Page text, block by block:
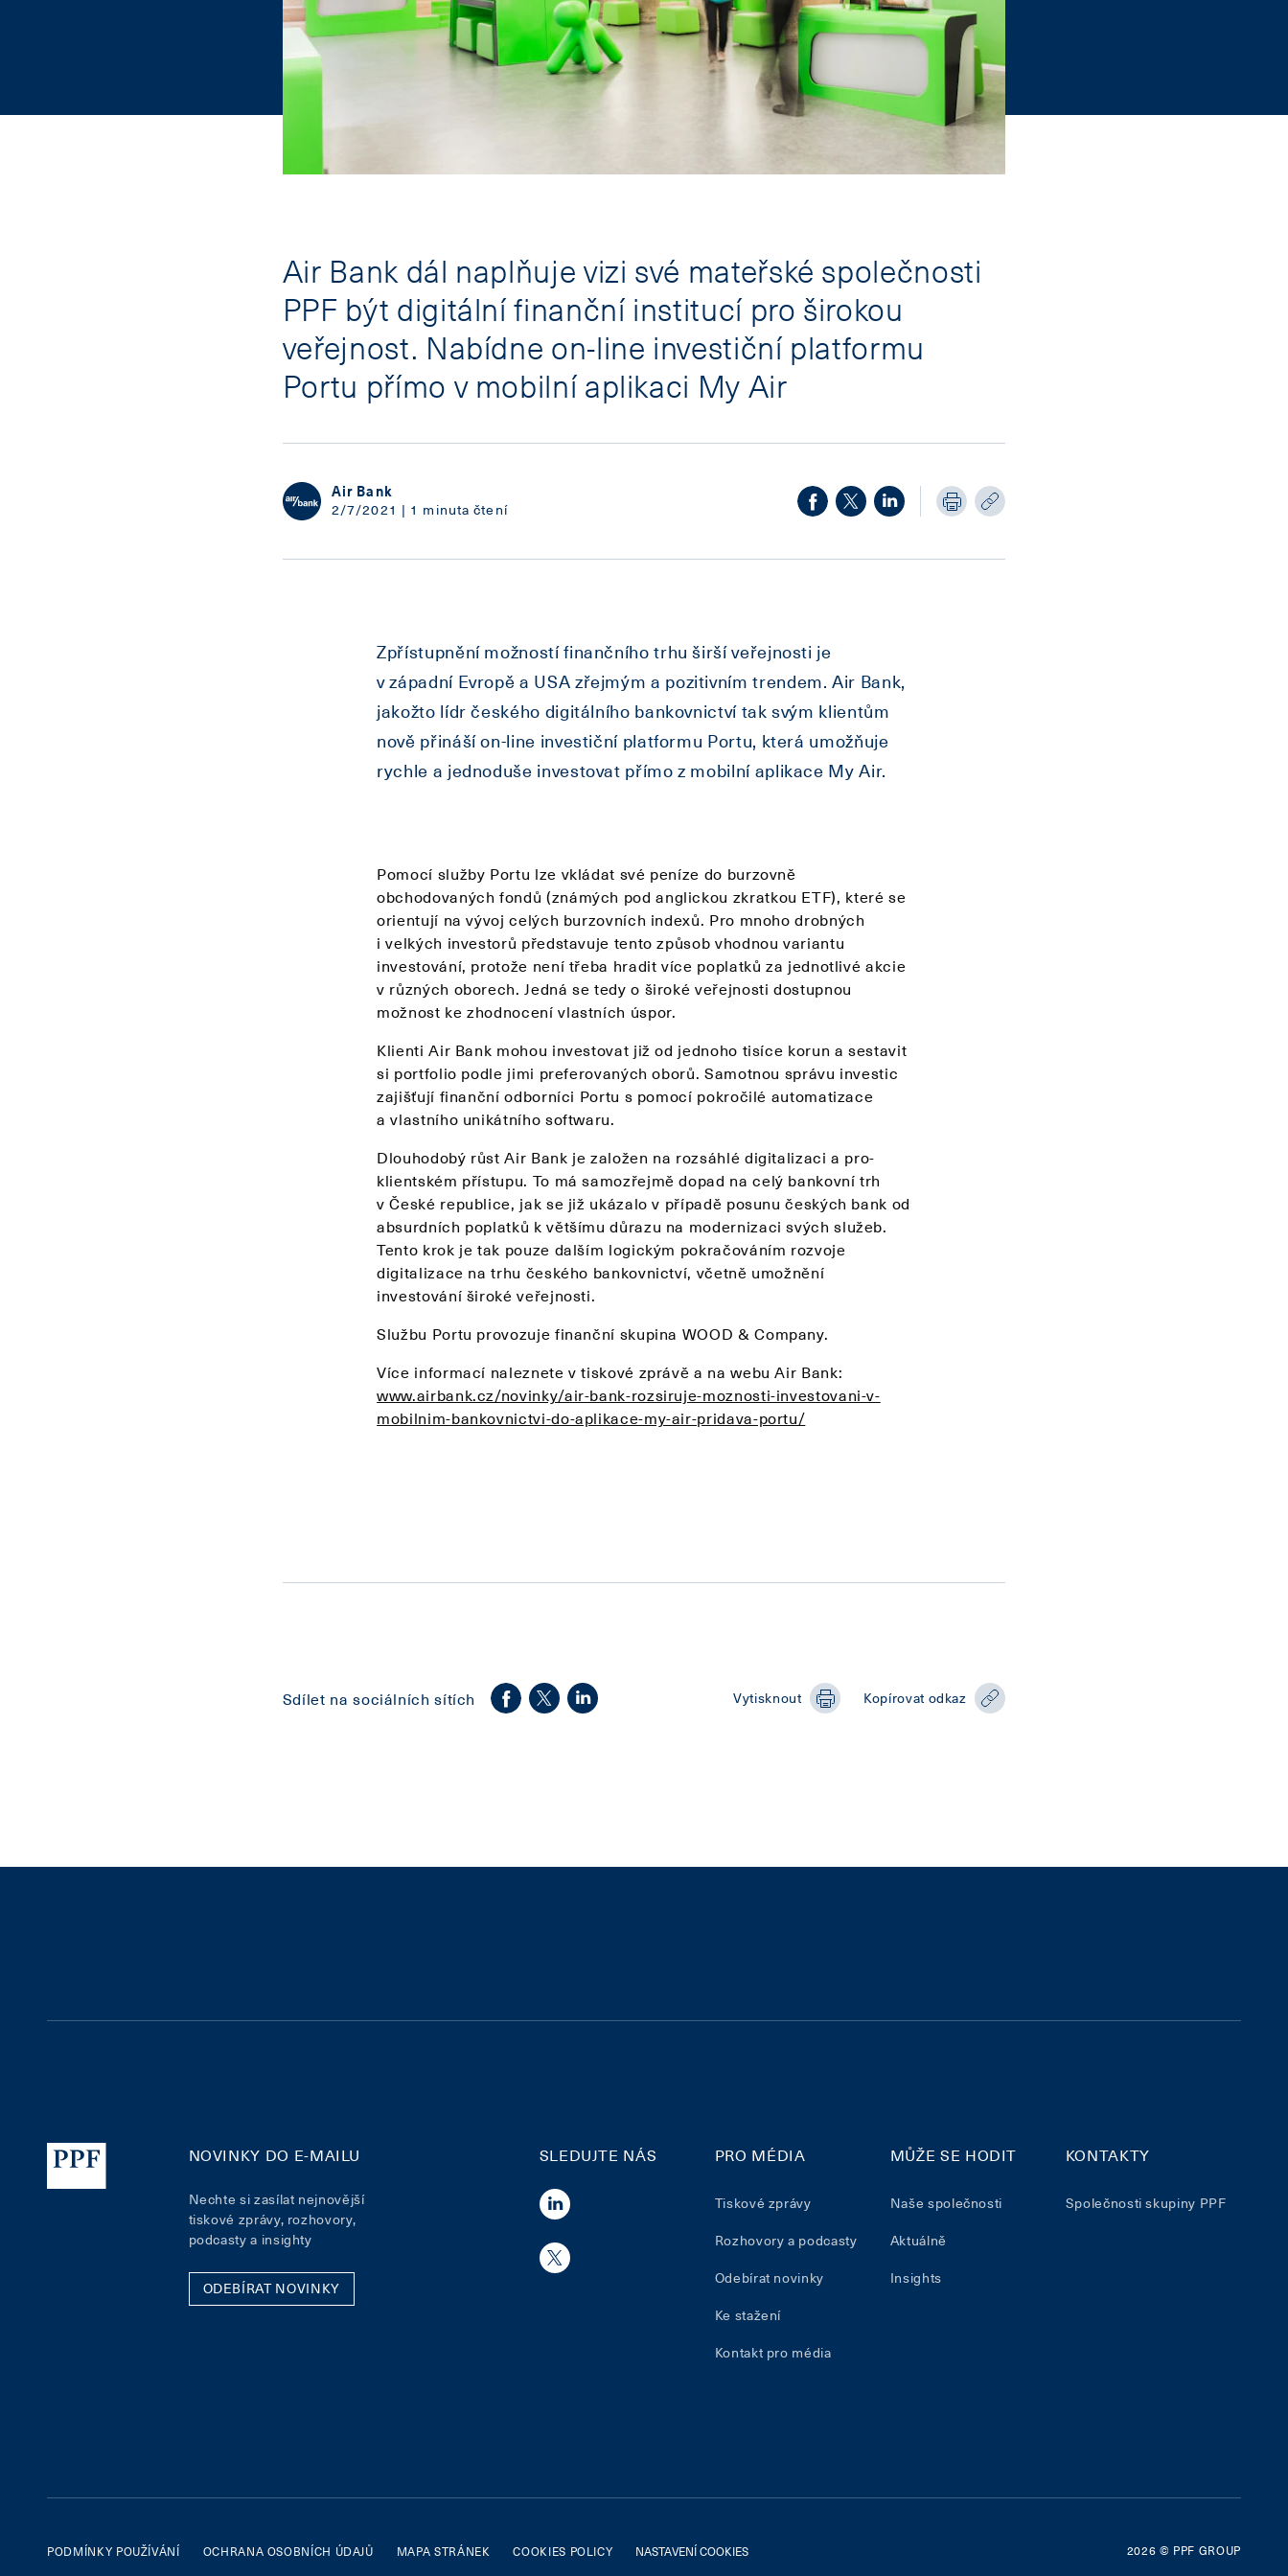
Air Bank dál naplňuje vizi své mateřské společnosti
PPF být digitální finanční institucí pro širokou
veřejnost. Nabídne on-line investiční platformu
Portu přímo v mobilní aplikaci My Air
Air Bank
2/7/2021 | 1 minuta čtení
Zpřístupnění možností finančního trhu širší veřejnosti je
v západní Evropě a USA zřejmým a pozitivním trendem. Air Bank,
jakožto lídr českého digitálního bankovnictví tak svým klientům
nově přináší on-line investiční platformu Portu, která umožňuje
rychle a jednoduše investovat přímo z mobilní aplikace My Air.
Pomocí služby Portu lze vkládat své peníze do burzovně
obchodovaných fondů (známých pod anglickou zkratkou ETF), které se
orientují na vývoj celých burzovních indexů. Pro mnoho drobných
i velkých investorů představuje tento způsob vhodnou variantu
investování, protože není třeba hradit více poplatků za jednotlivé akcie
v různých oborech. Jedná se tedy o široké veřejnosti dostupnou
možnost ke zhodnocení vlastních úspor.
Klienti Air Bank mohou investovat již od jednoho tisíce korun a sestavit
si portfolio podle jimi preferovaných oborů. Samotnou správu investic
zajišťují finanční odborníci Portu s pomocí pokročilé automatizace
a vlastního unikátního softwaru.
Dlouhodobý růst Air Bank je založen na rozsáhlé digitalizaci a pro-
klientském přístupu. To má samozřejmě dopad na celý bankovní trh
v České republice, jak se již ukázalo v případě posunu českých bank od
absurdních poplatků k většímu důrazu na modernizaci svých služeb.
Tento krok je tak pouze dalším logickým pokračováním rozvoje
digitalizace na trhu českého bankovnictví, včetně umožnění
investování široké veřejnosti.
Službu Portu provozuje finanční skupina WOOD & Company.
Více informací naleznete v tiskové zprávě a na webu Air Bank:
www.airbank.cz/novinky/air-bank-rozsiruje-moznosti-investovani-v-
mobilnim-bankovnictvi-do-aplikace-my-air-pridava-portu/
Sdílet na sociálních sítích Vytisknout Kopírovat odkaz
NOVINKY DO E-MAILU
Nechte si zasílat nejnovější
tiskové zprávy, rozhovory,
podcasty a insighty
ODEBÍRAT NOVINKY
SLEDUJTE NÁS PRO MÉDIA
Tiskové zprávy
Rozhovory a podcasty
Odebírat novinky
Ke stažení
Kontakt pro média
MŮŽE SE HODIT
Naše společnosti
Aktuálně
Insights
KONTAKTY
Společnosti skupiny PPF
PODMÍNKY POUŽÍVÁNÍ OCHRANA OSOBNÍCH ÚDAJŮ MAPA STRÁNEK COOKIES POLICY NASTAVENÍ COOKIES 2026 © PPF GROUP